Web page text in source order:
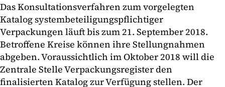
Das Konsultationsverfahren zum vorgelegten
Katalog systembeteiligungspflichtiger
Verpackungen läuft bis zum 21. September 2018.
Betroffene Kreise können ihre Stellungnahmen
abgeben. Voraussichtlich im Oktober 2018 will die
Zentrale Stelle Verpackungsregister den
finalisierten Katalog zur Verfügung stellen. Der